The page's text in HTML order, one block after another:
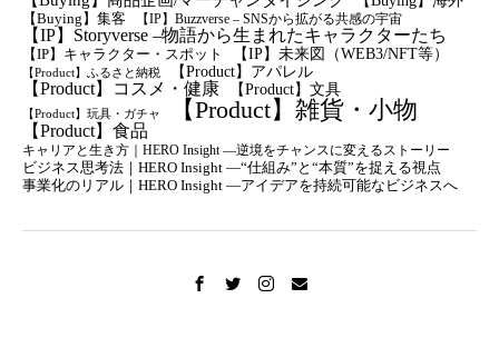
【Buying】集客 【IP】Buzzverse – SNSから拡がる共感の宇宙
【IP】Storyverse –物語から生まれたキャラクターたち
【IP】キャラクター・スポット 【IP】未来図（WEB3/NFT等）
【Product】ふるさと納税 【Product】アパレル
【Product】コスメ・健康 【Product】文具
【Product】玩具・ガチャ 【Product】雑貨・小物
【Product】食品
キャリアと生き方｜HERO Insight —逆境をチャンスに変えるストーリー
ビジネス思考法｜HERO Insight —“仕組み”と“本質”を捉える視点
事業化のリアル｜HERO Insight —アイデアを持続可能なビジネスへ